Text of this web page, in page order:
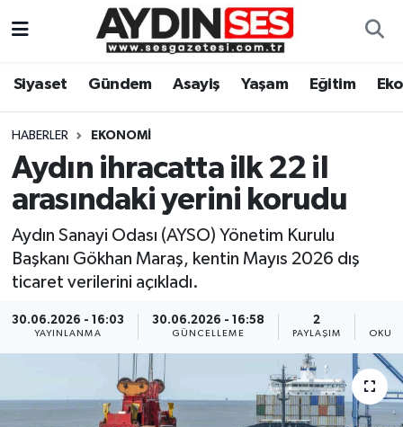
Siyaset Gündem Asayiş Yaşam Eğitim
HABERLER EKONOMI
Aydın ihracatta ilk 22 il
arasındaki yerini korudu
Aydın Sanayi Odası (AYSO) Yönetim Kurulu
Başkanı Gökhan Maraş, kentin Mayıs 2026 dış
ticaret verilerini açıkladı.
30.06.2026 - 16:03
YAYINLANMA
30.06.2026 - 16:58
GÜNCELLEME
2
PAYLAŞIM
Gündem
Siyaset
Ekonomi
Yaşam
Kültür Sanat
Aydın Hava Durumu
Aydin Namaz Vakitleri
Aydın Trafik Yoğunluk Haritası
Süper Lig Puan Durumu ve Fikstür
Son Dakika Haberleri
Haber Arşivi